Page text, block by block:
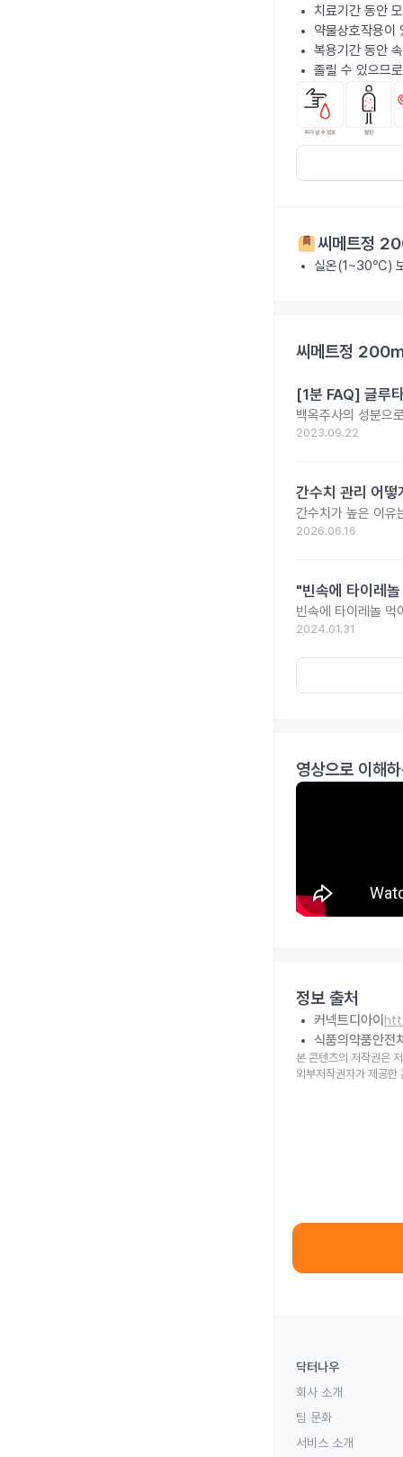
치료기간 동안
약물상호작용이
복용기간 동안
졸릴 수 있으므
씨메트정
실온(1~30℃)
씨메트정
[1분 FAQ] 글루
백옥주사의 성분으
2023.09.22
간수치 관리 어
간수치가 높은 이유
2026.06.16
"빈속에 타이레
빈속에 타이레놀 먹
2024.01.31
영상으로 이해
정보 출처
커넥트디아이
식품의약품안전
본 콘텐츠의 저작권은
외부저작권자가 제공한
닥터나우
회사 소개
팀 문화
서비스 소개